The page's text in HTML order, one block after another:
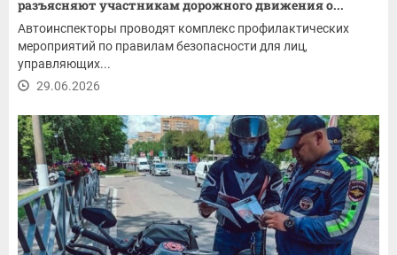
разъясняют участникам дорожного движения о...
Автоинспекторы проводят комплекс профилактических
мероприятий по правилам безопасности для лиц,
управляющих...
29.06.2026